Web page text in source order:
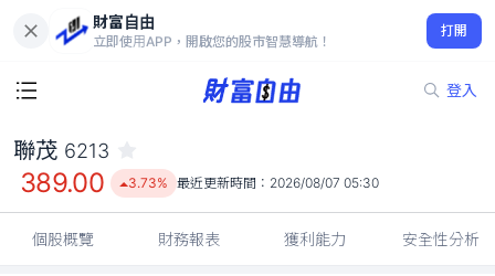
財富自由
立即使用APP，開啟您的股市智慧導航！
打開
登入
389.00
3.73%
聯茂 6213
389.00 3.73% 最近更新時間： 2026/08/07 05:30
個股概覽 財務報表 獲利能力 安全性分析